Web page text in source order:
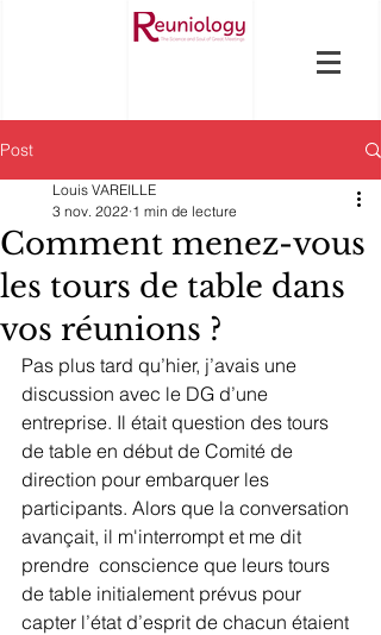
Post
Comment menez-vous
les tours de table dans
vos réunions ?
Louis VAREILLE
3 nov. 2022 1 min de lecture
Pas plus tard qu’hier, j’avais une
discussion avec le DG d’une
entreprise. Il était question des tours
de table en début de Comité de
direction pour embarquer les
participants. Alors que la conversation
avançait, il m'interrompt et me dit
prendre  conscience que leurs tours
de table initialement prévus pour
capter l’état d’esprit de chacun étaient